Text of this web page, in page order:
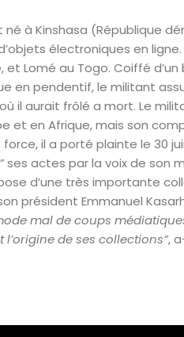
né à Kinshasa (République
électroniques en
et Lomé au Togo. Coiffé
en pendentif, le militant
il aurait frôlé a mort. Le
et en Afrique, mais son
il a porté plainte le 30
ses actes par la voix de son
d’une très importante
président Emmanuel
mal de coups
de ses collections”,